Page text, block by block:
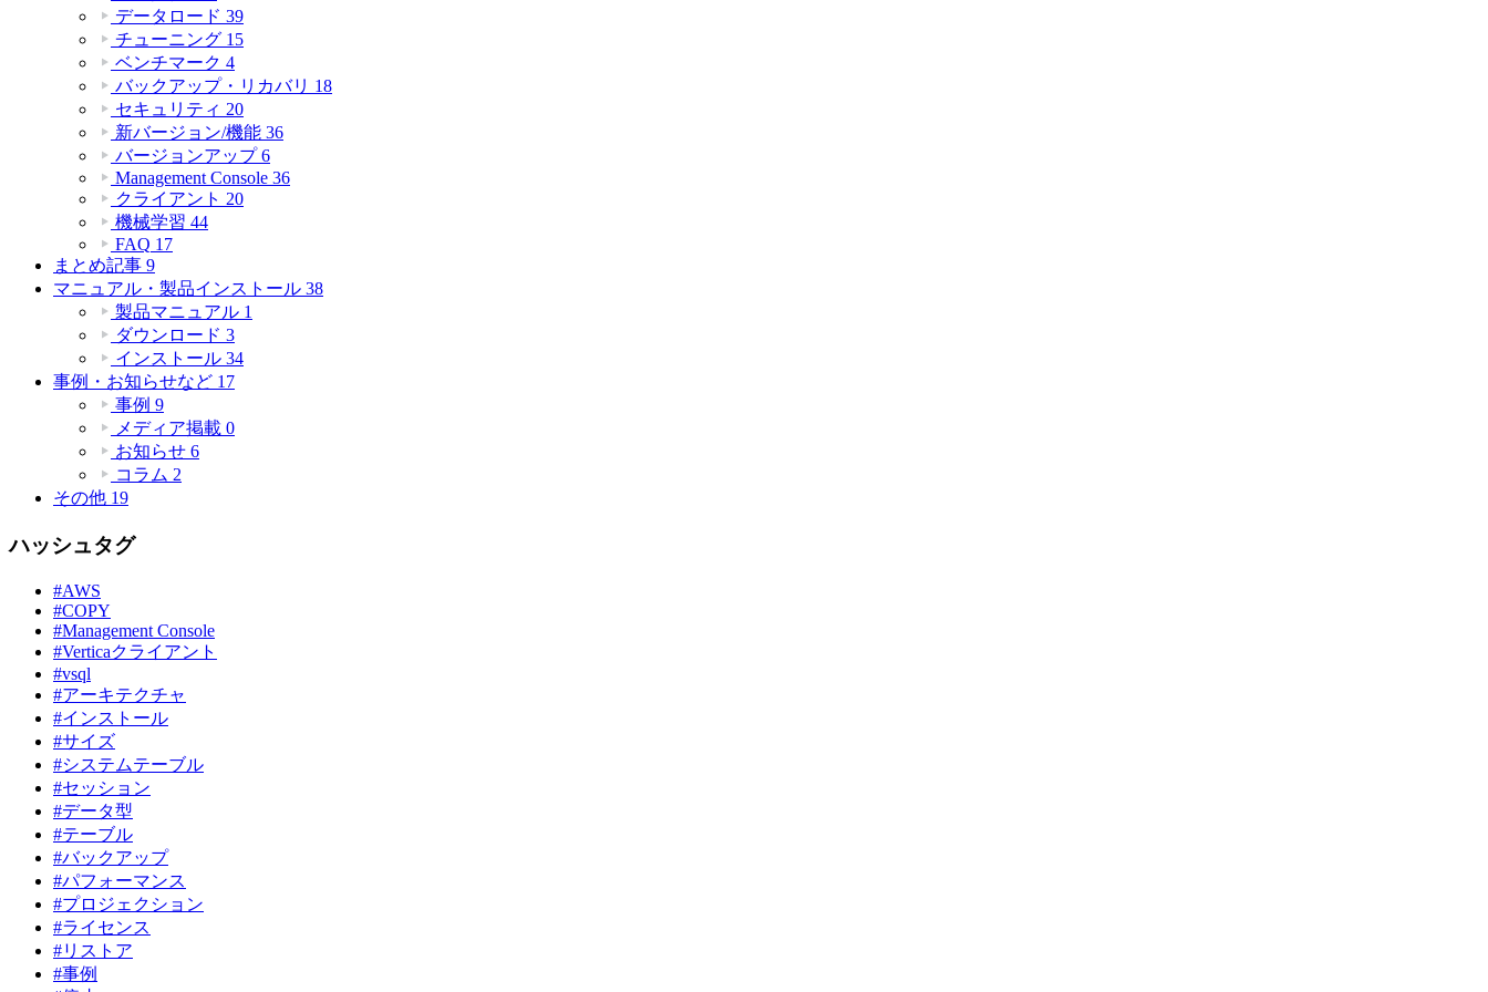
データロード 39
チューニング 15
ベンチマーク 4
バックアップ・リカバリ 18
セキュリティ 20
新バージョン/機能 36
バージョンアップ 6
Management Console 36
クライアント 20
機械学習 44
FAQ 17
まとめ記事 9
マニュアル・製品インストール 38
製品マニュアル 1
ダウンロード 3
インストール 34
事例・お知らせなど 17
事例 9
メディア掲載 0
お知らせ 6
コラム 2
その他 19
ハッシュタグ
#AWS
#COPY
#Management Console
#Verticaクライアント
#vsql
#アーキテクチャ
#インストール
#サイズ
#システムテーブル
#セッション
#データ型
#テーブル
#バックアップ
#パフォーマンス
#プロジェクション
#ライセンス
#リストア
#事例